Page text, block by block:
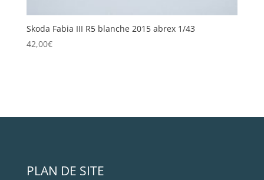
Skoda Fabia III R5 blanche 2015 abrex 1/43
42,00€
PLAN DE SITE